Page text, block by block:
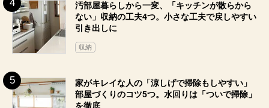
汚部屋暮らしから一変、「キッチンが散らから
ない」収納の工夫4つ。小さな工夫で戻しやすい
引き出しに
収納
家がキレイな人の「涼しげで掃除もしやすい」
部屋づくりのコツ5つ。水回りは「ついで掃除」
を徹底